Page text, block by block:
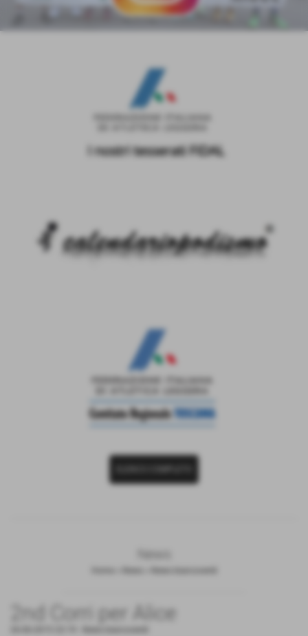
News
2nd Corri per Alice